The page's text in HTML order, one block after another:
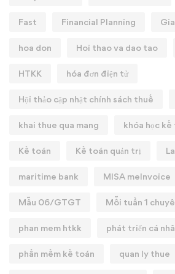
Fast Financial Planning
hoa don Hoi thao va dao tao
HTKK hóa đơn điện tử
Hội thảo cập nhật chính sách thuế
khai thue qua mang khóa học kế
Kế toán Kế toán quản trị
maritime bank MISA meInvoice
Mẫu 06/GTGT Mỗi tuần 1
phan mem htkk phát triển cá
phần mềm kế toán quan ly thue